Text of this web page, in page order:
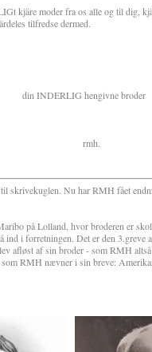
kjäre moder fra os alle og til dig,
tilfredse dermed.
broder
skrivekuglen. Nu har RMH fået
på Lolland, hvor broderen er
ind i forretningen. Det er den
afløst af sin broder - som RMH
RMH nævner i sin breve: